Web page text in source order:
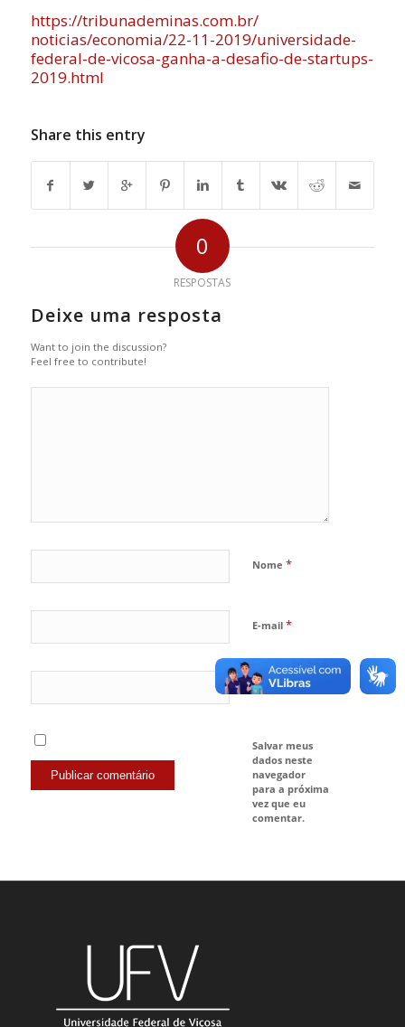
https://tribunademinas.com.br/
noticias/economia/22-11-2019/universidade-
federal-de-vicosa-ganha-a-desafio-de-startups-
2019.html
Share this entry
0
RESPOSTAS
Deixe uma resposta
Want to join the discussion?
Feel free to contribute!
Nome *
E-mail *
Site
Salvar meus
dados neste
navegador
para a próxima
vez que eu
comentar.